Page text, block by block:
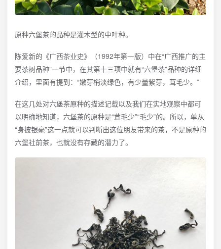
原种六堡茶的品种是灌木型的中叶种。
陈爱新的《广西茶业史》（1992年第一版）中在“广西推广的主
要茶树品种”一节中，在其第十三项中就有“六堡茶”品种的详细
介绍，里面有提到：“嫩芽梢淡绿色，有少量紫芽，茸毛少。”
在这几处对六堡茶原种的描述记载以及我们在实地观察中都可
以明确地知道，六堡茶的原种是“茸毛少”“毛少”的。所以，单从
“身披银毫”这一点就可以判断出这位朋友带来的茶，不是原种的
六堡社前茶，也就没有存藏的潜力了。